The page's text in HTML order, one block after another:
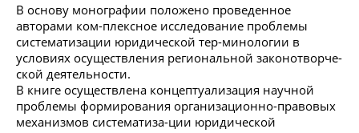
В основу монографии положено проведенное
авторами ком-плексное исследование проблемы
систематизации юридической тер-минологии в
условиях осуществления региональной законотворче-
ской деятельности.
В книге осуществлена концептуализация научной
проблемы формирования организационно-правовых
механизмов систематиза-ции юридической